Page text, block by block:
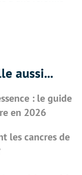
aussi...
: le guide
en 2026
les cancres de